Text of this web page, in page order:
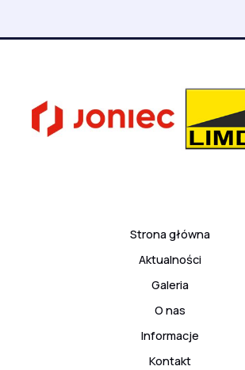
Strona główna
Aktualności
Galeria
O nas
Informacje
Kontakt